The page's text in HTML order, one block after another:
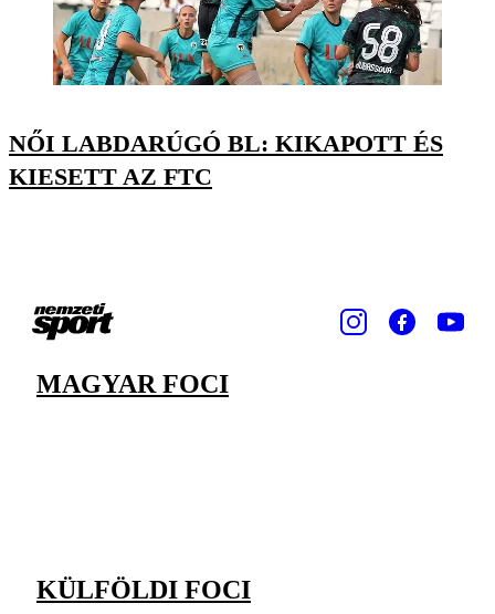
NŐI LABDARÚGÓ BL: KIKAPOTT ÉS
KIESETT AZ FTC
MAGYAR FOCI
KÜLFÖLDI FOCI